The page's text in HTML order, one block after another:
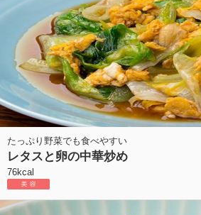
たっぷり野菜でも食べやすい
レタスと卵の中華炒め
76kcal